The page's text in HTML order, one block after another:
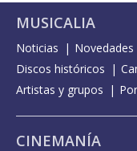
MUSICALIA
Noticias Novedades
Discos históricos
Artistas y grupos
CINEMANÍA